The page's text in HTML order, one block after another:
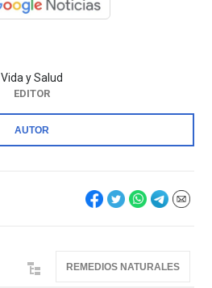
Vida y Salud
EDITOR
AUTOR
REMEDIOS NATURALES